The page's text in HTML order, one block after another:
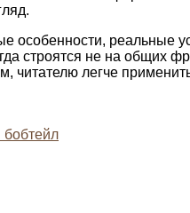
особенности, реальные
строятся не на общих
читателю легче
бобтейл